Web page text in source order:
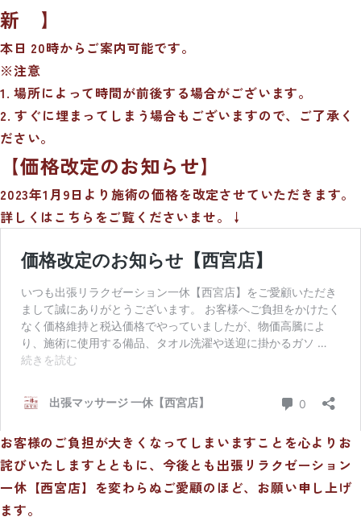
新 】
本日 20時からご案内可能です。
※注意
1. 場所によって時間が前後する場合がございます。
2. すぐに埋まってしまう場合もございますので、ご了承く
ださい。
【価格改定のお知らせ】
2023年1月9日より施術の価格を改定させていただきます。
詳しくはこちらをご覧くださいませ。↓
お客様のご負担が大きくなってしまいますことを心よりお
詫びいたしますとともに、今後とも出張リラクゼーション
一休【西宮店】を変わらぬご愛顧のほど、お願い申し上げ
ます。